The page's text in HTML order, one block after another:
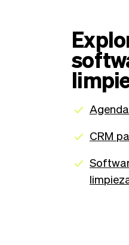
CRM